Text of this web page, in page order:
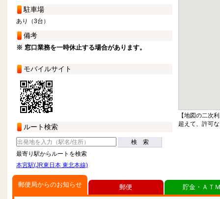
駐車場
あり（3台）
備考
※ 窓口業務を一時休止する場合があります。
モバイルサイト
ルート検索
検 索
最寄り駅からルートを検索
本宮駅(JR東日本 東北本線)
【地図の二次
超えて、許可
郵便局からのお知らせ 郵便 貯金・ＡＴ